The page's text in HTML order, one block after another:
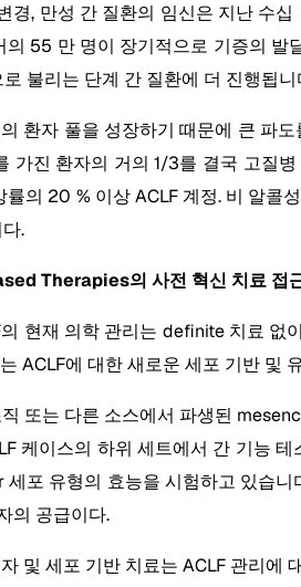
경, 만성 간 질환의 임신은 지난 수
55 만 명이 장기적으로 기증의
불리는 단계 간 질환에 더 진행됩
환자 풀을 성장하기 때문에 큰 파
진 환자의 거의 1/3를 결국 고질
의 20 % 이상 ACLF 계정. 비 알
.
Therapies의 사전 혁신 치료 접
현재 의학 관리는 definite 치료
ACLF에 대한 새로운 세포 기반 및
또는 다른 소스에서 파생된
케이스의 하위 세트에서 간 기능
포 유형의 효능을 시험하고 있습
의 공급이다.
및 세포 기반 치료는 ACLF 관리